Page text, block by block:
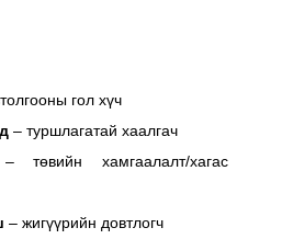
гол хүч
– туршлагатай хаалгач
төвийн хамгаалалт/хагас
– жигүүрийн довтлогч